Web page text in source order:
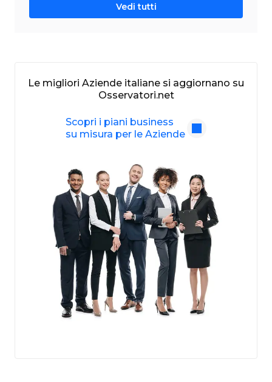
Vedi tutti
Le migliori Aziende italiane si aggiornano su
Osservatori.net
Scopri i piani business
su misura per le Aziende